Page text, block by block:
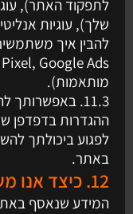
לתפקוד האתר),
להבין איך
מותאמות).
11.3. באפשרותך
ההגדרות בדפדפן
לפגוע ביכולתך
באתר.
12. כיצד אנו משתמשים במידע?
המידע שנאסף